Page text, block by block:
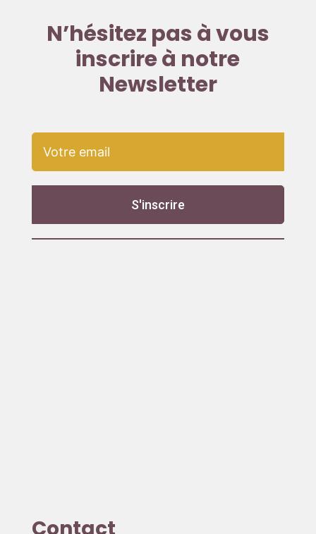
N’hésitez pas à vous
inscrire à notre
Newsletter
S'inscrire